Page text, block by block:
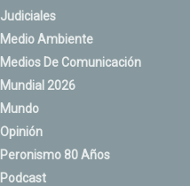
Judiciales
Medio Ambiente
Medios De Comunicación
Mundial 2026
Mundo
Opinión
Peronismo 80 Años
Podcast